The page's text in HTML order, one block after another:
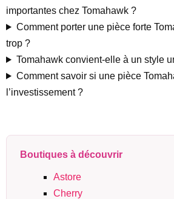
importantes chez Tomahawk ?
Comment porter une pièce forte
trop ?
Tomahawk convient-elle à un style
Comment savoir si une pièce
l’investissement ?
Boutiques à découvrir
Astore
Cherry